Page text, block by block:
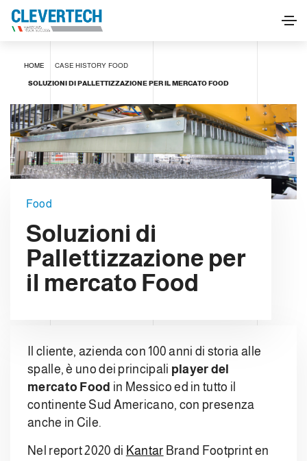
HOME CASE HISTORY FOOD
SOLUZIONI DI PALLETTIZZAZIONE PER IL MERCATO FOOD
Food
Soluzioni di
Pallettizzazione per
il mercato Food
Il cliente, azienda con 100 anni di storia alle
spalle, è uno dei principali player del
mercato Food in Messico ed in tutto il
continente Sud Americano, con presenza
anche in Cile.
Nel report 2020 di Kantar Brand Footprint en